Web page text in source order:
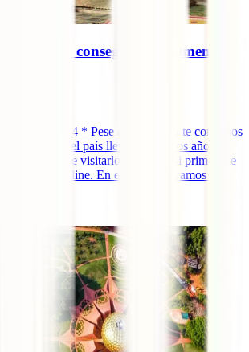
online: conseguirlo fácilmente
de 2024 * Pese a que, como te contamos
Myanmar?, el país lleva ya muchos años en
es posible visitarlo de nuevo si primero te
Myanmar online. En esta guía te vamos a
cómo [...]